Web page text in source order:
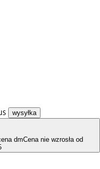
wysyłka
dmCena nie wzrosła od